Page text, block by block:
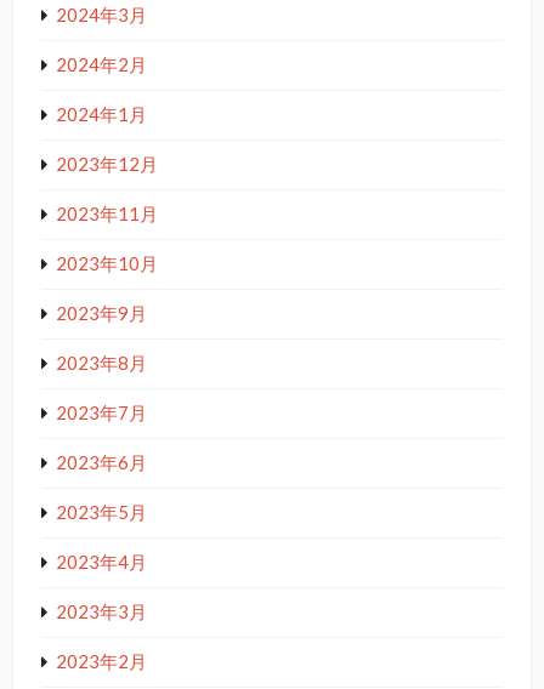
2024年3月
2024年2月
2024年1月
2023年12月
2023年11月
2023年10月
2023年9月
2023年8月
2023年7月
2023年6月
2023年5月
2023年4月
2023年3月
2023年2月